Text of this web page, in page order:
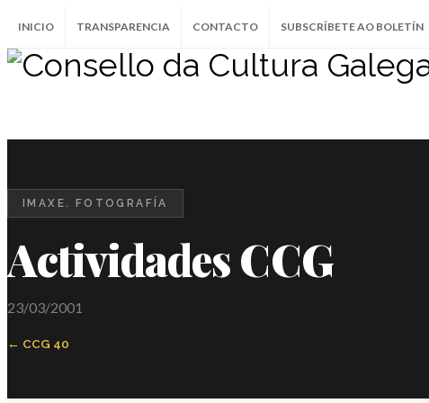
INICIO TRANSPARENCIA CONTACTO SUBSCRÍBETE AO BOLETÍN
IMAXE. FOTOGRAFÍA
Actividades CCG
23/03/2001
CCG 40